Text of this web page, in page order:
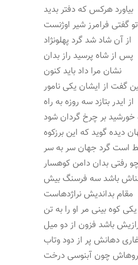
بیاورد هرکس که دفتر بدید
تو گفتی فرامرز شیر اوژنست
از آن شاد شد گرد پهلونژاد
پس از شاه پرسید راز بدان
نشان مرا داد باید کنون
گفت از ایشان یکی نامور
از ایدر بتازد سه روزه به راه
خورشید بر چرخ گردان شود
دیده گوید که این برزکوه
است گرد جهان سر به سر
چو رفتی بدان دامن کوهسار
باشد سه فرسنگ بیش
مقام بداندیش نراژدهاست
یکی کوه بینی مر او را به تن
باشد فزون از دو میل
دهانش پر از دود وتاب
چون آبنوسی درخت